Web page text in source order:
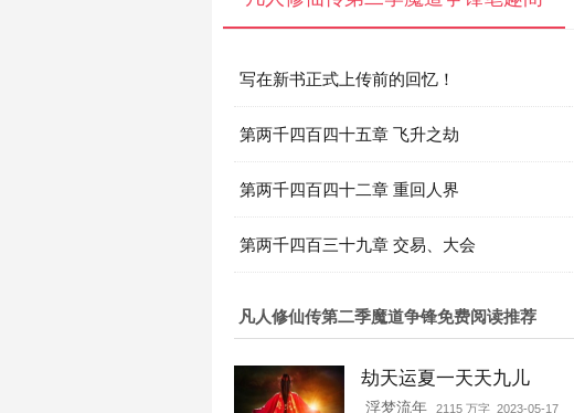
写在新书正式上传前的回忆！
第两千四百四十五章 飞升之劫
第两千四百四十二章 重回人界
第两千四百三十九章 交易、大会
凡人修仙传第二季魔道争锋免费阅读推荐
劫天运夏一天天九儿
浮梦流年 2115 万字 2023-05-17